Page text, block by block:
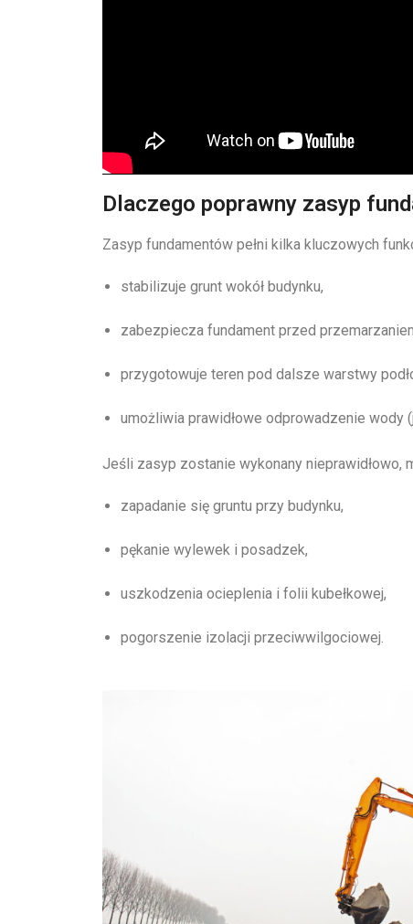
Dlaczego poprawny zasyp
Zasyp fundamentów pełni kilka kluczowych
stabilizuje grunt wokół budynku,
zabezpiecza fundament przed
przygotowuje teren pod dalsze warstwy
umożliwia prawidłowe odprowadzenie wody
Jeśli zasyp zostanie wykonany nieprawidłowo,
zapadanie się gruntu przy budynku,
pękanie wylewek i posadzek,
uszkodzenia ocieplenia i folii kubełkowej,
pogorszenie izolacji przeciwwilgociowej.